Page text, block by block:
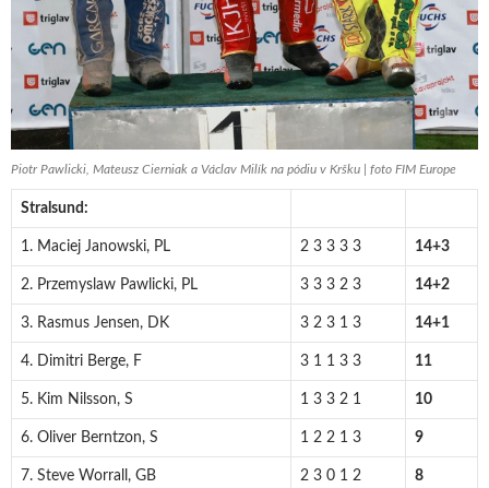
Piotr Pawlicki, Mateusz Cierniak a Václav Milík na pódiu v Kršku | foto FIM Europe
Stralsund:
1. Maciej Janowski, PL 2 3 3 3 3 14+3
2. Przemyslaw Pawlicki, PL 3 3 3 2 3 14+2
3. Rasmus Jensen, DK 3 2 3 1 3 14+1
4. Dimitri Berge, F 3 1 1 3 3 11
5. Kim Nilsson, S 1 3 3 2 1 10
6. Oliver Berntzon, S 1 2 2 1 3 9
7. Steve Worrall, GB 2 3 0 1 2 8